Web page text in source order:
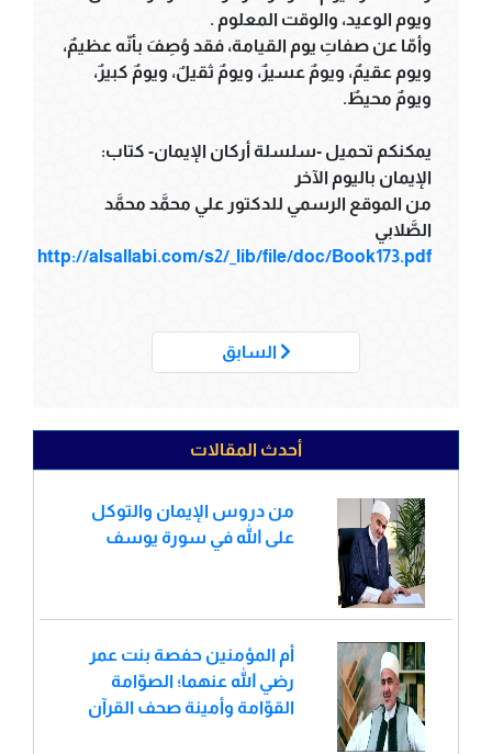
ويوم الوعيد، والوقت المعلوم .
وأمّا عن صفاتِ يوم القيامة، فقد وُصِفَ بأنّه عظيمٌ،
ويوم عقيمٌ، ويومٌ عسيرٌ، ويومٌ ثقيلٌ، ويومٌ كبيرٌ،
ويومٌ محيطٌ.
يمكنكم تحميل -سلسلة أركان الإيمان- كتاب:
الإيمان باليوم الآخر
من الموقع الرسمي للدكتور علي محمَّد محمَّد
الصَّلابي
http://alsallabi.com/s2/_lib/file/doc/Book173.pdf
السابق
أحدث المقالات
من دروس الإيمان والتوكل
على الله في سورة يوسف
أم المؤمنين حفصة بنت عمر
رضي الله عنهما؛ الصوّامة
القوّامة وأمينة صحف القرآن